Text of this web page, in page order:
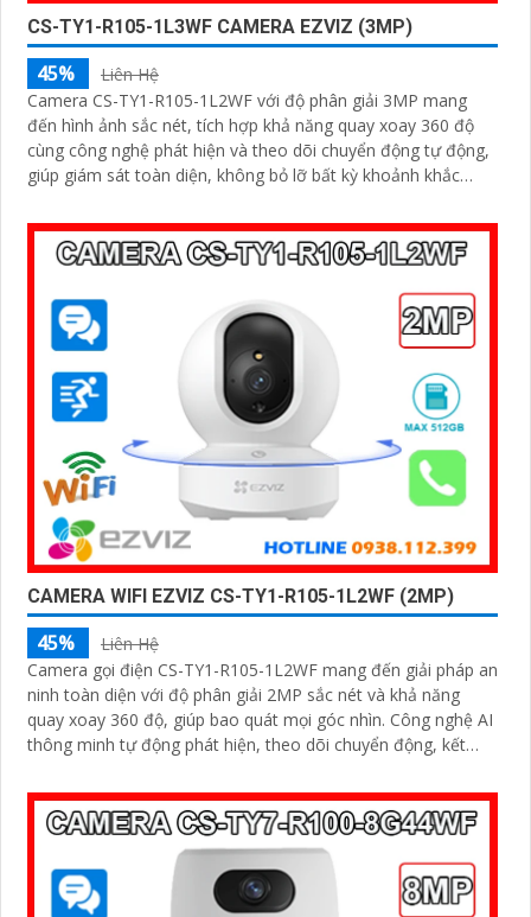
CS-TY1-R105-1L3WF CAMERA EZVIZ (3MP)
45%
Liên Hệ
Camera CS-TY1-R105-1L2WF với độ phân giải 3MP mang
đến hình ảnh sắc nét, tích hợp khả năng quay xoay 360 độ
cùng công nghệ phát hiện và theo dõi chuyển động tự động,
giúp giám sát toàn diện, không bỏ lỡ bất kỳ khoảnh khắc
ngoại lên đến 10m và khe cắm thẻ nhớ dung lượng 512GB,
đây chính là camera tối ưu với mức giá vô cùng hấp dẫn
CAMERA WIFI EZVIZ CS-TY1-R105-1L2WF (2MP)
45%
Liên Hệ
Camera gọi điện CS-TY1-R105-1L2WF mang đến giải pháp an
ninh toàn diện với độ phân giải 2MP sắc nét và khả năng
quay xoay 360 độ, giúp bao quát mọi góc nhìn. Công nghệ AI
thông minh tự động phát hiện, theo dõi chuyển động, kết